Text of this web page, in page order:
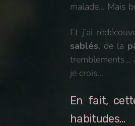
malade… Mais
Et j’ai
sablés, de la
tremblements…
je crois…
En fait,
habitudes…